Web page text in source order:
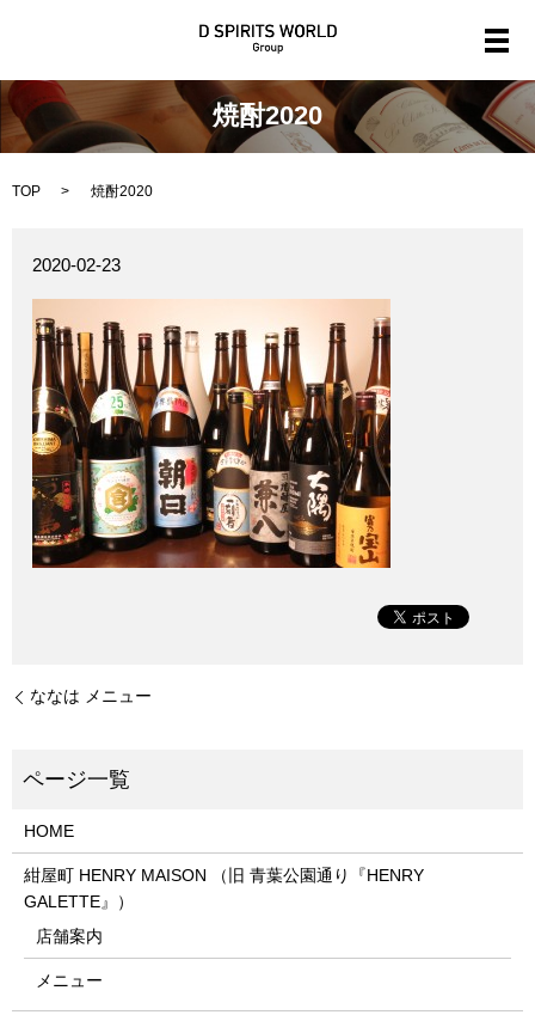
メ
焼酎2020
TOP 焼酎2020
2020-02-23
ななは メニュー
HOME
紺屋町 HENRY MAISON （旧 青葉公園通り『HENRY
GALETTE』）
店舗案内
メニュー